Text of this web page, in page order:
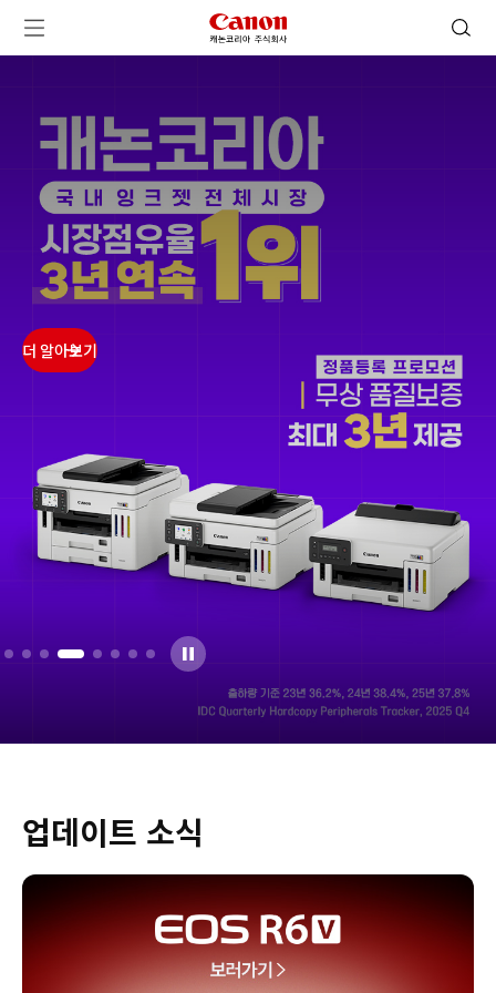
메뉴 열기 캐논코리아 주식회사 로고 검색 열기
ㅤㅤ
ㅤㅤ
ㅤㅤ
ㅤㅤ
더 알아보기
업데이트 소식